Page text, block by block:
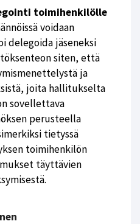
toimihenkilölle
voidaan
delegoida jäseneksi
siten, että
ja
joita hallitukselta
sovellettava
perusteella
tietyssä
toimihenkilön
täyttävien